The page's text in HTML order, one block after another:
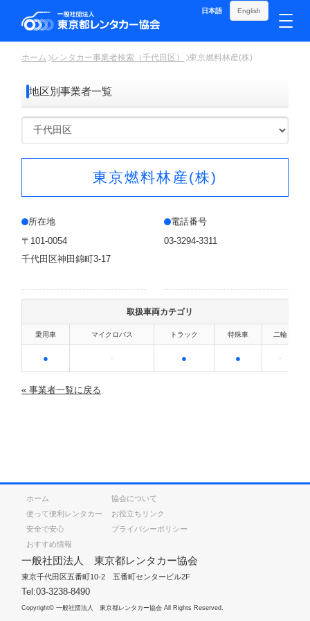
日本語 English
ホーム レンタカー事業者検索（千代田区） 東京燃料林産(株)
地区別事業者一覧
東京燃料林産(株)
所在地
〒101-0054
千代田区神田錦町3-17
電話番号
03-3294-3311
取扱車両カテゴリ
乗用車 マイクロバス トラック 特殊車 二輪
● - ● ● -
« 事業者一覧に戻る
一般社団法人 東京都レンタカー協会
東京千代田区五番町10-2 五番町センタービル2F
Tel:03-3238-8490
ホーム
使って便利レンタカー
安全で安心
おすすめ情報
協会について
お役立ちリンク
プライバシーポリシー
Copyright© 一般社団法人 東京都レンタカー協会 All Rights Reserved.